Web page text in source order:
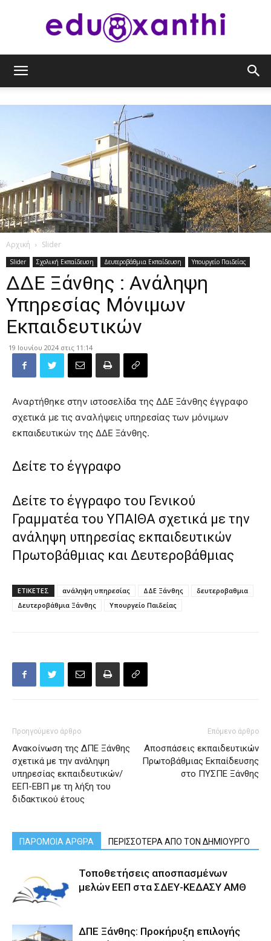
Αρχική Slider
Slider Σχολική Εκπαίδευση Δευτεροβάθμια Εκπαίδευση Υπουργείο Παιδείας
ΔΔΕ Ξάνθης : Ανάληψη
Υπηρεσίας Μόνιμων
Εκπαιδευτικών
19 Ιουνίου 2024 στις 11:14
Αναρτήθηκε στην ιστοσελίδα της ΔΔΕ Ξάνθης έγγραφο
σχετικά με τις αναλήψεις υπηρεσίας των μόνιμων
εκπαιδευτικών της ΔΔΕ Ξάνθης.
Δείτε το έγγραφο
Δείτε το έγγραφο του Γενικού
Γραμματέα του ΥΠΑΙΘΑ σχετικά με την
ανάληψη υπηρεσίας εκπαιδευτικών
Πρωτοβάθμιας και Δευτεροβάθμιας
ΕΤΙΚΕΤΕΣ ανάληψη υπηρεσίας ΔΔΕ Ξάνθης
δευτεροβαθμια
Δευτεροβάθμια Ξάνθης
Υπουργείο Παιδείας
Προηγούμενο άρθρο
Ανακοίνωση της ΔΠΕ Ξάνθης
σχετικά με την ανάληψη
υπηρεσίας εκπαιδευτικών/
ΕΕΠ-ΕΒΠ με τη λήξη του
διδακτικού έτους
Επόμενο άρθρο
Αποσπάσεις εκπαιδευτικών
Πρωτοβάθμιας Εκπαίδευσης
στο ΠΥΣΠΕ Ξάνθης
ΠΑΡΟΜΟΙΑ ΑΡΘΡΑ ΠΕΡΙΣΣΟΤΕΡΑ ΑΠΟ ΤΟΝ ΔΗΜΙΟΥΡΓΟ
Τοποθετήσεις αποσπασμένων
μελών ΕΕΠ στα ΣΔΕΥ-ΚΕΔΑΣΥ ΑΜΘ
ΔΠΕ Ξάνθης: Προκήρυξη επιλογής